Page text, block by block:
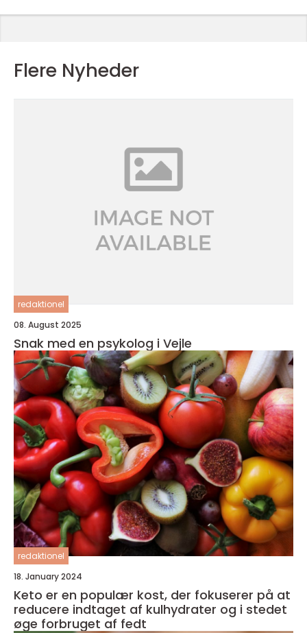
Flere Nyheder
redaktionel
08. August 2025
Snak med en psykolog i Vejle
redaktionel
18. January 2024
Keto er en populær kost, der fokuserer på at
reducere indtaget af kulhydrater og i stedet
øge forbruget af fedt